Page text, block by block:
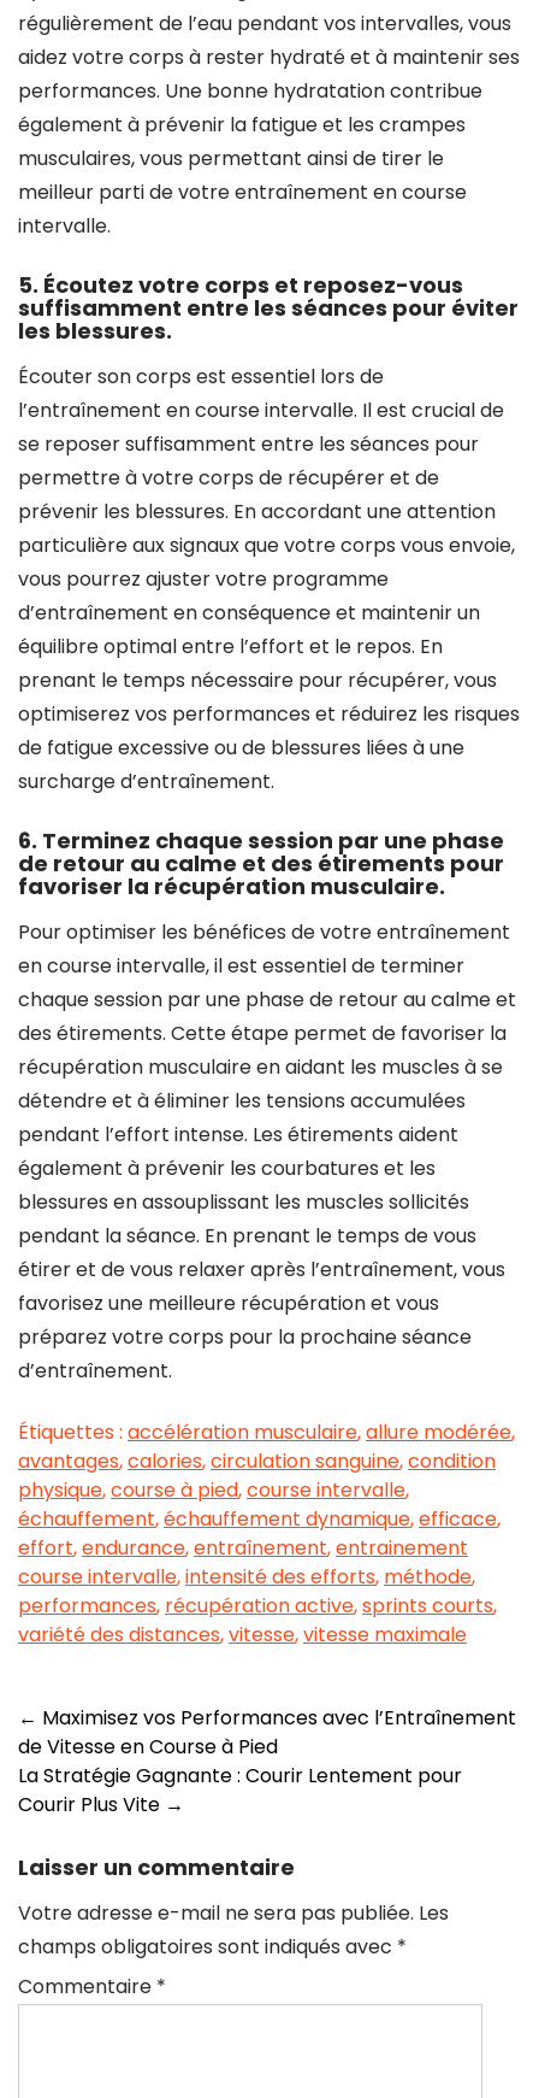
régulièrement de l’eau pendant vos intervalles, vous
aidez votre corps à rester hydraté et à maintenir ses
performances. Une bonne hydratation contribue
également à prévenir la fatigue et les crampes
musculaires, vous permettant ainsi de tirer le
meilleur parti de votre entraînement en course
intervalle.
5. Écoutez votre corps et reposez-vous
suffisamment entre les séances pour éviter
les blessures.
Écouter son corps est essentiel lors de
l’entraînement en course intervalle. Il est crucial de
se reposer suffisamment entre les séances pour
permettre à votre corps de récupérer et de
prévenir les blessures. En accordant une attention
particulière aux signaux que votre corps vous envoie,
vous pourrez ajuster votre programme
d’entraînement en conséquence et maintenir un
équilibre optimal entre l’effort et le repos. En
prenant le temps nécessaire pour récupérer, vous
optimiserez vos performances et réduirez les risques
de fatigue excessive ou de blessures liées à une
surcharge d’entraînement.
6. Terminez chaque session par une phase
de retour au calme et des étirements pour
favoriser la récupération musculaire.
Pour optimiser les bénéfices de votre entraînement
en course intervalle, il est essentiel de terminer
chaque session par une phase de retour au calme et
des étirements. Cette étape permet de favoriser la
récupération musculaire en aidant les muscles à se
détendre et à éliminer les tensions accumulées
pendant l’effort intense. Les étirements aident
également à prévenir les courbatures et les
blessures en assouplissant les muscles sollicités
pendant la séance. En prenant le temps de vous
étirer et de vous relaxer après l’entraînement, vous
favorisez une meilleure récupération et vous
préparez votre corps pour la prochaine séance
d’entraînement.
Étiquettes : accélération musculaire,allure modérée,
avantages,calories,circulation sanguine,condition
physique,course à pied,course intervalle,
échauffement,échauffement dynamique,efficace,
effort,endurance,entraînement,entrainement
course intervalle,intensité des efforts, méthode,
performances, récupération active,sprints courts,
variété des distances,vitesse,vitesse maximale
Navigation
des
articles
← Maximisez vos Performances avec l’Entraînement
de Vitesse en Course à Pied
La Stratégie Gagnante : Courir Lentement pour
Courir Plus Vite →
Laisser un commentaire
Votre adresse e-mail ne sera pas publiée. Les
champs obligatoires sont indiqués avec *
Commentaire *